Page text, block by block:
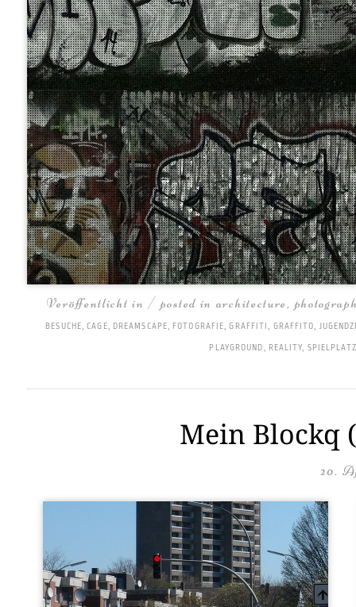
Veröffentlicht in / posted in architecture,
BESUCHE,CAGE, DREAMSCAPE, FOTOGRAFIE,GRAFFITI, GRAFFITO,
PLAYGROUND, REALITY, SPIELPLATZ
Mein Blockq
20.